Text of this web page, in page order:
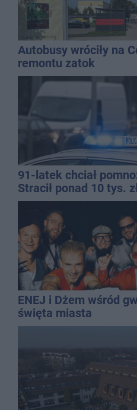
Autobusy wróciły na
remontu zatok
91-latek chciał
Stracił ponad 10 tys.
ENEJ i Dżem wśród
święta miasta